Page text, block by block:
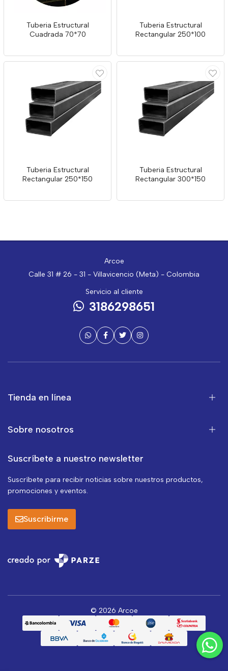
Tuberia Estructural
Cuadrada 70*70
Tuberia Estructural
Rectangular 250*100
Tuberia Estructural
Rectangular 250*150
Tuberia Estructural
Rectangular 300*150
Arcoe
Calle 31 # 26 - 31 - Villavicencio (Meta) - Colombia
Servicio al cliente
3186298651
Tienda en línea
Sobre nosotros
Suscríbete a nuestro newsletter
Suscríbete para recibir noticias sobre nuestros productos,
promociones y eventos.
Suscribirme
© 2026 Arcoe